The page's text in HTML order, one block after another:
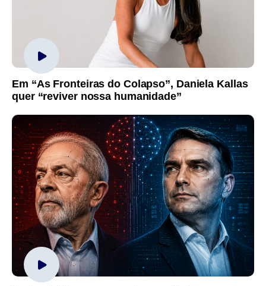
Em “As Fronteiras do Colapso”, Daniela Kallas
quer “reviver nossa humanidade”